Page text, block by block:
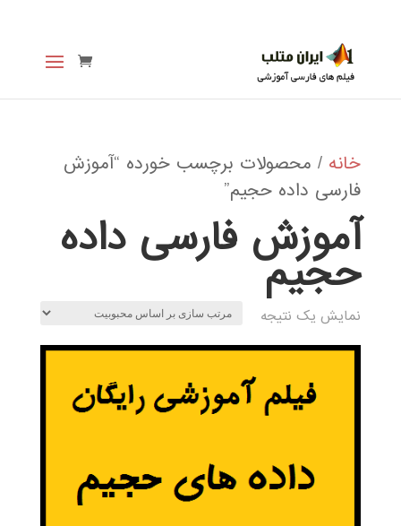
خانه / محصولات برچسب خورده “آموزش
فارسی داده حجيم”
آموزش فارسی داده
حجيم
نمایش یک نتیجه